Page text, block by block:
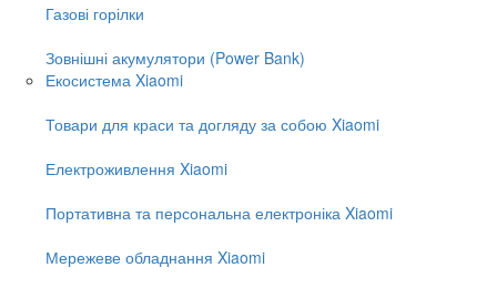
Газові горілки
Зовнішні акумулятори (Power Bank)
Екосистема Xiaomi
Товари для краси та догляду за собою Xiaomi
Електроживлення Xiaomi
Портативна та персональна електроніка Xiaomi
Мережеве обладнання Xiaomi